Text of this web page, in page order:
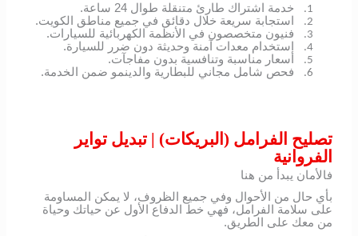
1. خدمة اشتراك طارئ متنقلة طوال 24 ساعة.
2. استجابة سريعة خلال دقائق في جميع مناطق الكويت.
3. فنيون متخصصون في الأنظمة الكهربائية للسيارات.
4. استخدام معدات آمنة وحديثة دون ضرر للسيارة.
5. أسعار مناسبة وتنافسية بدون مفاجآت.
6. فحص شامل مجاني للبطارية والدينمو ضمن الخدمة.
تصليح الفرامل (البريكات) | تبديل تواير
الفروانية
فالأمان يبدأ من هنا
بأي حال من الأحوال وفي جميع الظروف، لا يمكن المساومة
على سلامة الفرامل، فهي خط الدفاع الأول عن حياتك وحياة
من معك على الطريق.